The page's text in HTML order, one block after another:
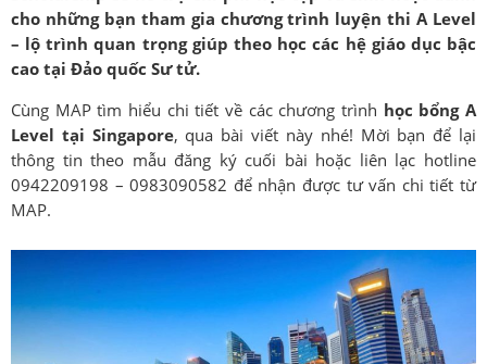
cho những bạn tham gia chương trình luyện thi A Level
– lộ trình quan trọng giúp theo học các hệ giáo dục bậc
cao tại Đảo quốc Sư tử.
Cùng MAP tìm hiểu chi tiết về các chương trình học bổng A
Level tại Singapore, qua bài viết này nhé! Mời bạn để lại
thông tin theo mẫu đăng ký cuối bài hoặc liên lạc hotline
0942209198 – 0983090582 để nhận được tư vấn chi tiết từ
MAP.